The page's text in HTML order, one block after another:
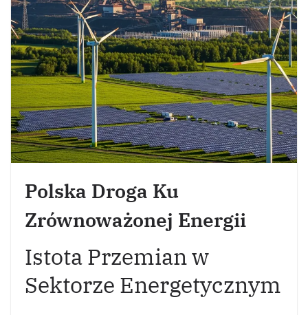
Polska Droga Ku
Zrównoważonej Energii
Istota Przemian w
Sektorze Energetycznym